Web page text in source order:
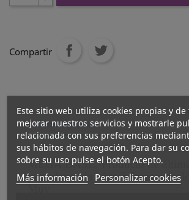
Compartir
Descripción
MEGA BASE. Producto de última
para alargar la uñas 2-3mm o
Este sitio web utiliza cookies propias y
mejorar nuestros servicios y mostrarle
relacionada con sus preferencias
sus hábitos de navegación. Para dar su
sobre su uso pulse el botón Acepto.
Más información Personalizar cookies